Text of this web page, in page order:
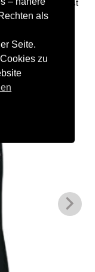
Unisex passt
als
Seite.
zu